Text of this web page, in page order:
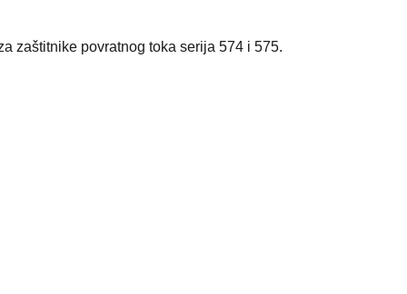
zaštitnike povratnog toka serija 574 i 575.